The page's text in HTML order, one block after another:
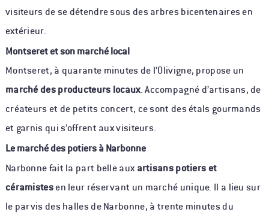
visiteurs de se détendre sous des arbres bicentenaires en
extérieur.
Montseret et son marché local
Montseret, à quarante minutes de l’Olivigne, propose un
marché des producteurs locaux. Accompagné d’artisans, de
créateurs et de petits concert, ce sont des étals gourmands
et garnis qui s’offrent aux visiteurs.
Le marché des potiers à Narbonne
Narbonne fait la part belle aux artisans potiers et
céramistesen leur réservant un marché unique. Il a lieu sur
le parvis des halles de Narbonne, à trente minutes du